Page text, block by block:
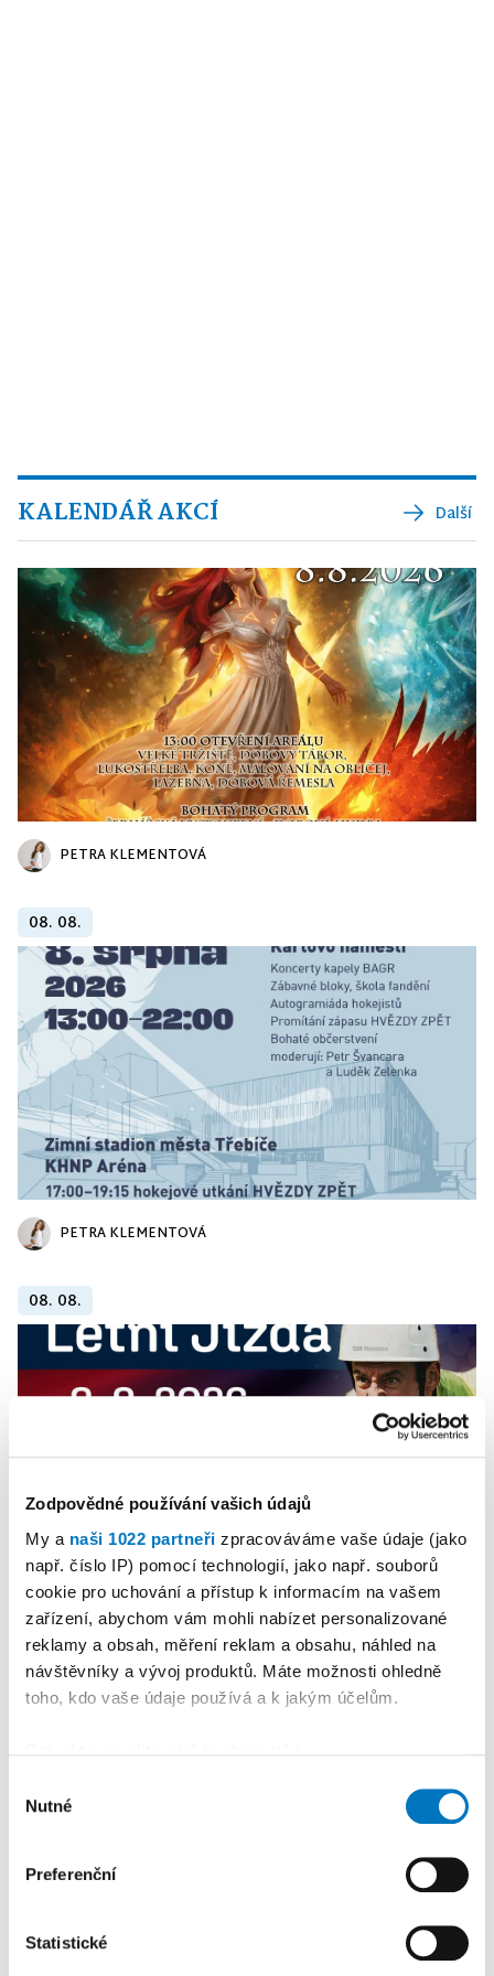
Zodpovědné používání vašich údajů
My a naši 1022 partneři zpracováváme vaše údaje (jako
např. číslo IP) pomocí technologií, jako např. souborů
cookie pro uchování a přístup k informacím na vašem
zařízení, abychom vám mohli nabízet personalizované
reklamy a obsah, měření reklam a obsahu, náhled na
návštěvníky a vývoj produktů. Máte možnosti ohledně
toho, kdo vaše údaje používá a k jakým účelům.
poloze, které mohou být přesné na několik metrů
skenování pro konkrétní charakteristiky (otisk prstu)
Zjistěte více o tom, jak zpracováváme vaše osobní
Svůj souhlas můžete kdykoliv změnit nebo odvolat v
souhlasu
Nutné
Preferenční
Statistické
KALENDÁŘ AKCÍ Další
PETRA KLEMENTOVÁ
08. 08.
PETRA KLEMENTOVÁ
08. 08.
PETRA KLEMENTOVÁ
08. 08.